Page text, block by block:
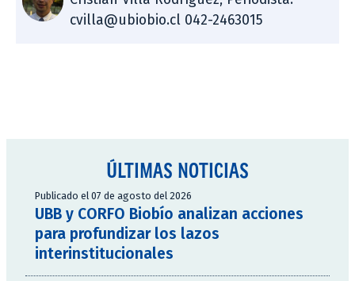
cvilla@ubiobio.cl 042-2463015
ÚLTIMAS NOTICIAS
Publicado el 07 de agosto del 2026
UBB y CORFO Biobío analizan acciones
para profundizar los lazos
interinstitucionales